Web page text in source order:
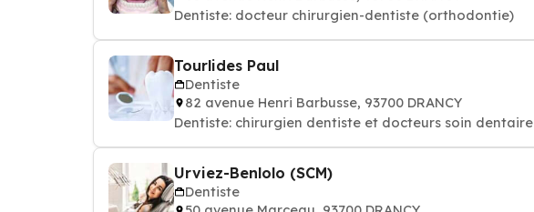
Dentiste: docteur chirurgien-dentiste (orthodontie)
Tourlides Paul
Dentiste
82 avenue Henri Barbusse, 93700 DRANCY
Dentiste: chirurgien dentiste et docteurs soin dentaire
Urviez-Benlolo (SCM)
Dentiste